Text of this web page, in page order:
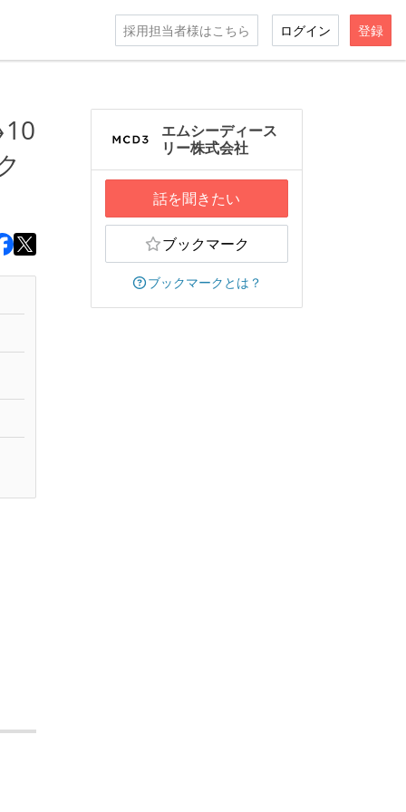
採用担当者様はこちら ログイン 登録
エムシーディース
リー株式会社
話を聞きたい
ブックマーク
ブックマークとは？